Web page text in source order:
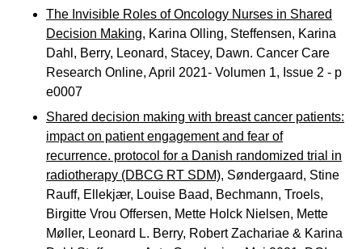
The Invisible Roles of Oncology Nurses in Shared
Decision Making, Karina Olling, Steffensen, Karina
Dahl, Berry, Leonard, Stacey, Dawn. Cancer Care
Research Online, April 2021- Volumen 1, Issue 2 - p
e0007
Shared decision making with breast cancer patients:
impact on patient engagement and fear of
recurrence. protocol for a Danish randomized trial in
radiotherapy (DBCG RT SDM), Søndergaard, Stine
Rauff, Ellekjær, Louise Baad, Bechmann, Troels,
Birgitte Vrou Offersen, Mette Holck Nielsen, Mette
Møller, Leonard L. Berry, Robert Zachariae & Karina